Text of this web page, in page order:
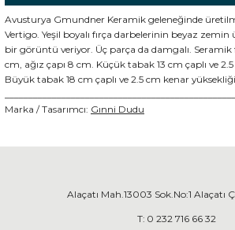
Avusturya Gmundner Keramik geleneğinde
Vertigo. Yeşil boyalı fırça darbelerinin beyaz zemin
bir görüntü veriyor. Üç parça da damgalı. Seramik
cm, ağız çapı 8 cm. Küçük tabak 13 cm çaplı ve
Büyük tabak 18 cm çaplı ve 2.5 cm kenar
Marka / Tasarımcı: Gınni Dudu
Alaçatı Mah.13003 Sok.No:1 Alaçatı
T: 0 232 716 66 32